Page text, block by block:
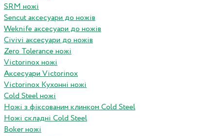
SRM ножі
Sencut аксесуари до ножів
Weknife аксесуари до ножів
Civivi аксесуари до ножів
Zero Tolerance ножі
Victorinox ножі
Аксесуари Victorinox
Victorinox Кухонні ножі
Cold Steel ножі
Ножі з фіксованим клинком Cold Steel
Ножі складні Cold Steel
Boker ножі